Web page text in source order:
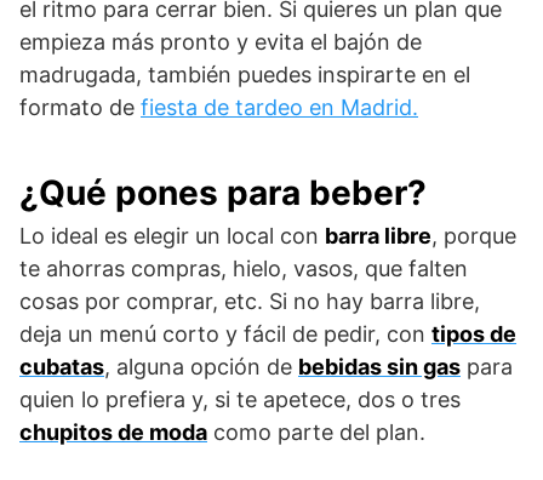
el ritmo para cerrar bien. Si quieres un plan que
empieza más pronto y evita el bajón de
madrugada, también puedes inspirarte en el
formato de fiesta de tardeo en Madrid.
¿Qué pones para beber?
Lo ideal es elegir un local con barra libre, porque
te ahorras compras, hielo, vasos, que falten
cosas por comprar, etc. Si no hay barra libre,
deja un menú corto y fácil de pedir, con tipos de
cubatas, alguna opción de bebidas sin gas para
quien lo prefiera y, si te apetece, dos o tres
chupitos de moda como parte del plan.